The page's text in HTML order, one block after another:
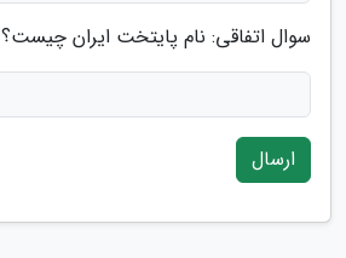
سوال اتفاقی: نام پایتخت ایران چیست؟
ارسال